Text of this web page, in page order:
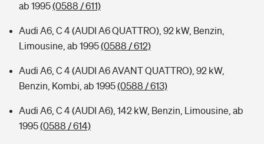
ab 1995(0588 / 611)
Audi A6, C 4 (AUDI A6 QUATTRO), 92 kW, Benzin,
Limousine, ab 1995(0588 / 612)
Audi A6, C 4 (AUDI A6 AVANT QUATTRO), 92 kW,
Benzin, Kombi, ab 1995(0588 / 613)
Audi A6, C 4 (AUDI A6), 142 kW, Benzin, Limousine, ab
1995(0588 / 614)